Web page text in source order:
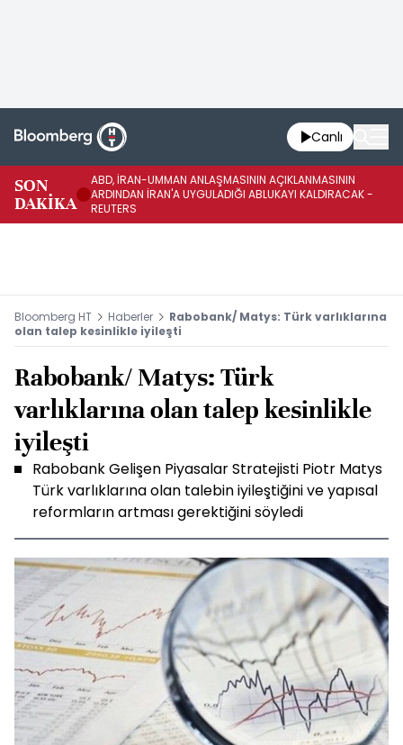
Canlı
SON
DAKİKA
ABD, İRAN-UMMAN ANLAŞMASININ AÇIKLANMASININ
ARDINDAN İRAN'A UYGULADIĞI ABLUKAYI KALDIRACAK -
REUTERS
Bloomberg HT Haberler
Rabobank/ Matys: Türk varlıklarına
olan talep kesinlikle iyileşti
Rabobank/ Matys: Türk
varlıklarına olan talep kesinlikle
iyileşti
Rabobank Gelişen Piyasalar Stratejisti Piotr Matys
Türk varlıklarına olan talebin iyileştiğini ve yapısal
reformların artması gerektiğini söyledi